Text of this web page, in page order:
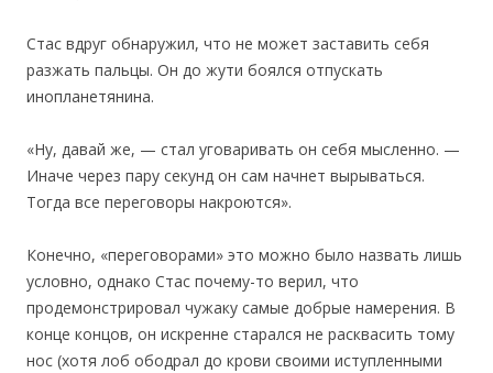
Стас вдруг обнаружил, что не может заставить себя
разжать пальцы. Он до жути боялся отпускать
инопланетянина.
«Ну, давай же, — стал уговаривать он себя мысленно. —
Иначе через пару секунд он сам начнет вырываться.
Тогда все переговоры накроются».
Конечно, «переговорами» это можно было назвать лишь
условно, однако Стас почему-то верил, что
продемонстрировал чужаку самые добрые намерения. В
конце концов, он искренне старался не расквасить тому
нос (хотя лоб ободрал до крови своими иступленными